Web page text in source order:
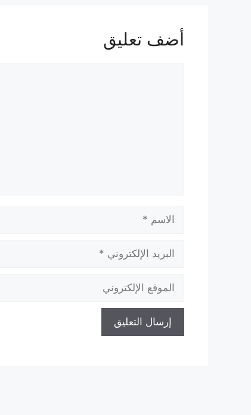
أضف تعليق
الاسم
البريد
الإلكتروني
الموقع
الإلكتروني